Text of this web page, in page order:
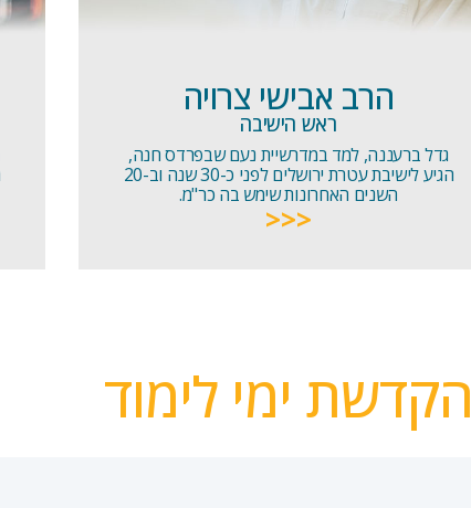
הרב אבישי צרויה
ראש הישיבה
גדל ברעננה, למד במדרשיית נעם שבפרדס חנה,
הגיע לישיבת עטרת ירושלים לפני כ-30 שנה וב-20
השנים האחרונות שימש בה כר"מ.
<<<
הקדשת ימי לימוד